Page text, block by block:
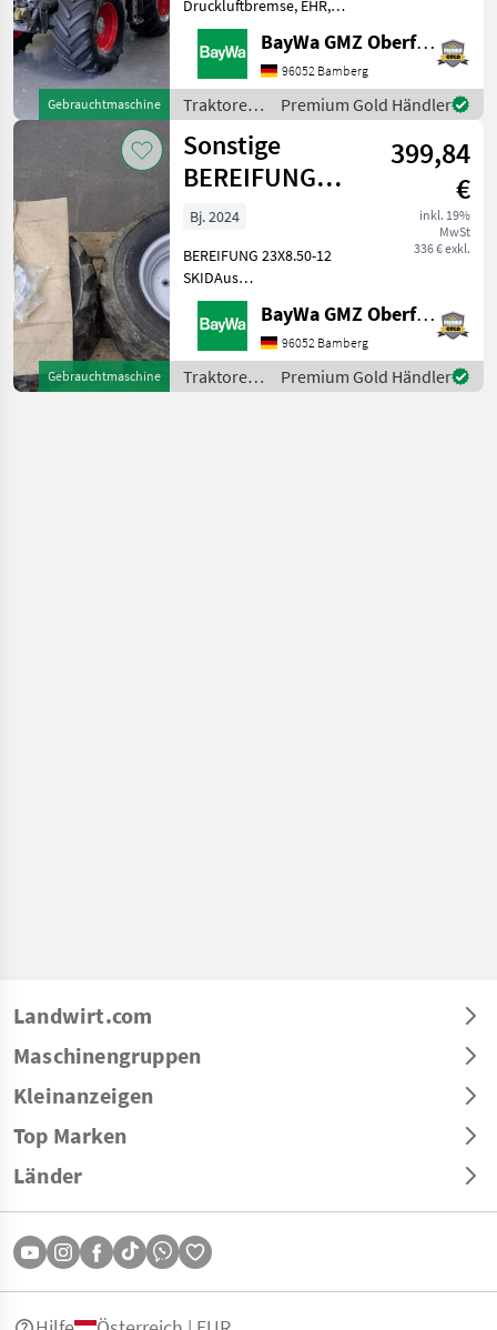
Gebrauchtmaschine
Druckluftbremse, EHR,
Frontzapfwelle, gefederte
Vorderachse,
Höchstgeschwindigkeit in
km/h: 40 km/h, Luftsitz,
Fronthydraulik 1 1920 MM
SPUR HINTEN1 1950 M
BayWa GMZ Oberfranken
96052 Bamberg
Traktoren
/ Fendt
Premium Gold Händler
Gebrauchtmaschine
Sonstige
BEREIFUNG
23X8.50-12 SKI
399,84
€
inkl. 19%
MwSt
336 € exkl.
Bj. 2024
BEREIFUNG 23X8.50-12
SKIDAus
Umbereifung.Lagerort
BayWa Döbeln. Traktoren
Sonstige Traktoren
BayWa GMZ Oberfranken
96052 Bamberg
Traktoren
/ Sonstige
Premium Gold Händler
Landwirt.com
Maschinengruppen
Kleinanzeigen
Top Marken
Länder